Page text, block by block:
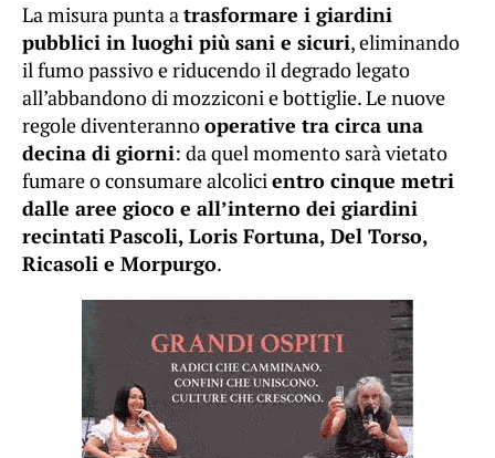
La misura punta atrasformare i giardini
pubblici in luoghi più sani e sicuri, eliminando
il fumo passivo e riducendo il degrado legato
all’abbandono di mozziconi e bottiglie. Le nuove
regole diventerannooperative tra circa una
decina di giorni: da quel momento sarà vietato
fumare o consumare alcolicientro cinque metri
dalle aree gioco e all’interno dei giardini
recintatiPascoli, Loris Fortuna, Del Torso,
Ricasoli e Morpurgo.